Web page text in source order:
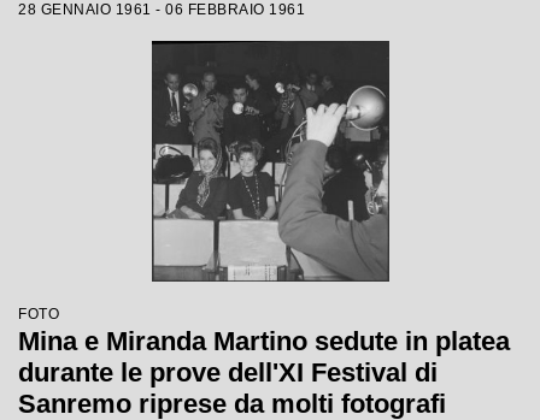
28 GENNAIO 1961 - 06 FEBBRAIO 1961
FOTO
Mina e Miranda Martino sedute in platea
durante le prove dell'XI Festival di
Sanremo riprese da molti fotografi